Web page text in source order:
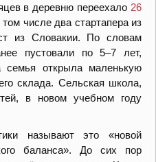
в деревню переехало 26
том числе два стартапера из
из Словакии. По словам
пустовали по 5–7 лет,
семья открыла маленькую
склада. Сельская школа,
в новом учебном году
называют это «новой
баланса». До сих пор